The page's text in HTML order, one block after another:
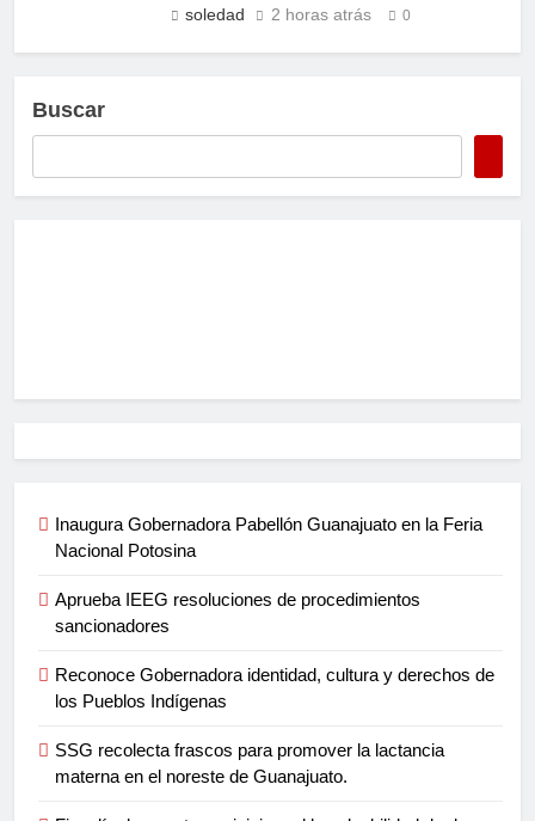
soledad 2 horas atrás 0
Buscar
Inaugura Gobernadora Pabellón Guanajuato en la Feria
Nacional Potosina
Aprueba IEEG resoluciones de procedimientos
sancionadores
Reconoce Gobernadora identidad, cultura y derechos de
los Pueblos Indígenas
SSG recolecta frascos para promover la lactancia
materna en el noreste de Guanajuato.